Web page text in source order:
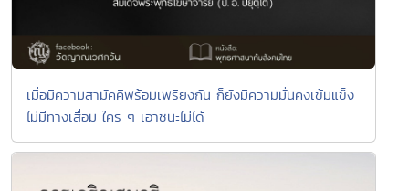
เมื่อมีความสามัคคีพร้อมเพรียงกัน ก็ยังมีความมั่นคงเข้มแข็ง
ไม่มีทางเสื่อม ใคร ๆ เอาชนะไม่ได้